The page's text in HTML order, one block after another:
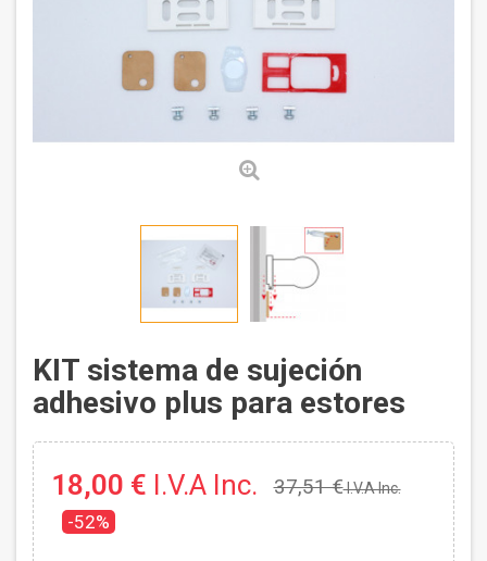
KIT sistema de sujeción
adhesivo plus para estores
18,00 € I.V.A Inc. 37,51 €I.V.A Inc.
-52%